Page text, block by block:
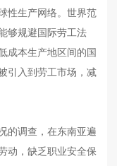
性生产网络。世界范
够规避国际劳工法
成本生产地区间的国
引入到劳工市场，减
调查，在东南亚遍
动，缺乏职业安全保